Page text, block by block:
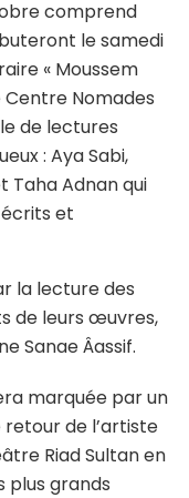
comprend
le samedi
« Moussem
Nomades
de lectures
: Aya Sabi,
Taha Adnan qui
et
la lecture des
de leurs œuvres,
Sanae Âassif.
marquée par un
de l’artiste
Riad Sultan en
plus grands